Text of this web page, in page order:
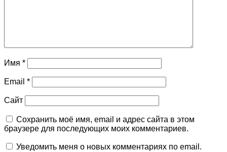
Имя *
Email *
Сайт
Сохранить моё имя, email и адрес сайта в этом
браузере для последующих моих комментариев.
Уведомить меня о новых комментариях по email.